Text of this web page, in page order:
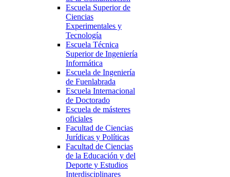
Escuela Superior de
Ciencias
Experimentales y
Tecnología
Escuela Técnica
Superior de Ingeniería
Informática
Escuela de Ingeniería
de Fuenlabrada
Escuela Internacional
de Doctorado
Escuela de másteres
oficiales
Facultad de Ciencias
Jurídicas y Políticas
Facultad de Ciencias
de la Educación y del
Deporte y Estudios
Interdisciplinares